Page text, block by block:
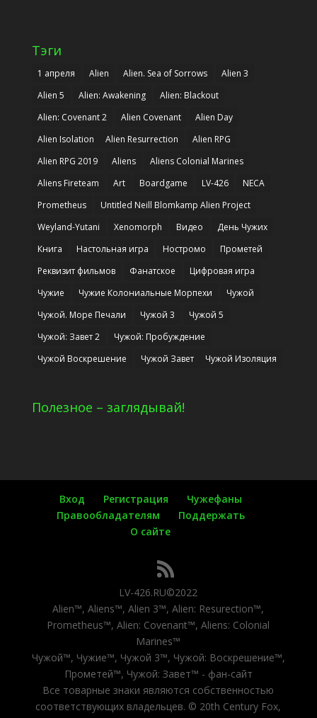
Тэги
1 апреля Alien Alien. Sea of Sorrows
Alien 3
Alien 5
Alien: Awakening
Alien: Blackout
Alien: Covenant 2
Alien Covenant
Alien Day
Alien Isolation
Alien Resurrection
Alien RPG
Alien RPG 2019
Aliens
Aliens Colonial Marines
Aliens Fireteam
Art Boardgame LV-426
NECA
Prometheus
Untitled Neill Blomkamp Alien Project
Weyland-Yutani
Xenomorph Видео
День Чужих
Книга
Настольная игра Ностромо
Прометей
Реквизит фильмов
Фанатское
Цифровая игра
Чужие
Чужие Колониальные Морпехи
Чужой
Чужой. Море Печали
Чужой 3
Чужой 5
Чужой: Завет 2
Чужой: Пробуждение
Чужой Воскрешение
Чужой Завет Чужой Изоляция
Полезное – заглядывай!
Вход Регистрация
Чужефаны
Правообладателям
Поддержать
О сайте
LV-426.RU©2022
Alien™, Aliens™, Alien 3™, Alien: Resurection™,
Prometheus™, Alien: Covenant™, Aliens: Colonial
Marines™
Чужой™, Чужие™, Чужой 3™, Чужой: Воскрешение™,
Прометей™, Чужой: Завет™ - фан-сайт
Все товарные знаки являются собственностью
соответствующих владельцев. © 20th Century Fox,